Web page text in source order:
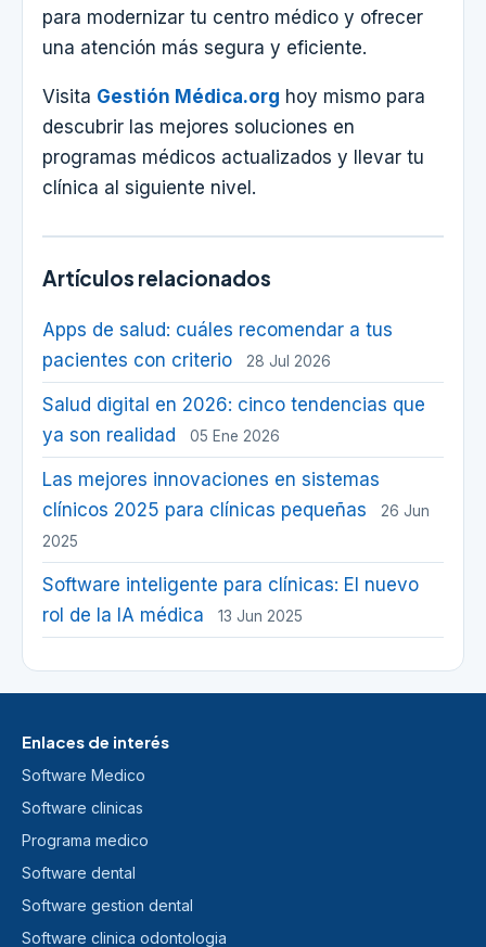
para modernizar tu centro médico y ofrecer
una atención más segura y eficiente.
Visita Gestión Médica.org hoy mismo para
descubrir las mejores soluciones en
programas médicos actualizados y llevar tu
clínica al siguiente nivel.
Artículos relacionados
Apps de salud: cuáles recomendar a tus
pacientes con criterio
28 Jul 2026
Salud digital en 2026: cinco tendencias que
ya son realidad
05 Ene 2026
Las mejores innovaciones en sistemas
clínicos 2025 para clínicas pequeñas
26 Jun
2025
Software inteligente para clínicas: El nuevo
rol de la IA médica
13 Jun 2025
Enlaces de interés
Software Medico
Software clinicas
Programa medico
Software dental
Software gestion dental
Software clinica odontologia